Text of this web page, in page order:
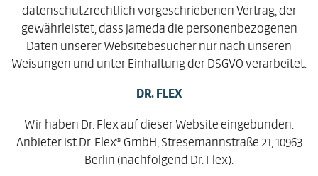
datenschutzrechtlich vorgeschriebenen Vertrag, der
gewährleistet, dass jameda die personenbezogenen
Daten unserer Websitebesucher nur nach unseren
Weisungen und unter Einhaltung der DSGVO verarbeitet.
DR. FLEX
Wir haben Dr. Flex auf dieser Website eingebunden.
Anbieter ist Dr. Flex® GmbH, Stresemannstraße 21, 10963
Berlin (nachfolgend Dr. Flex).